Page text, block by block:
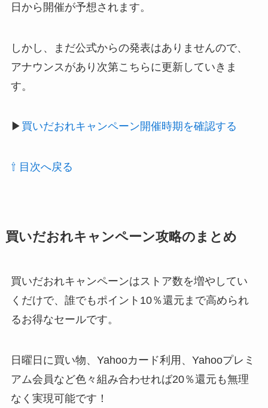
日から開催が予想されます。
しかし、まだ公式からの発表はありませんので、
アナウンスがあり次第こちらに更新していきま
す。
▶ 買いだおれキャンペーン開催時期を確認する
⇧ 目次へ戻る
買いだおれキャンペーン攻略のまとめ
買いだおれキャンペーンはストア数を増やしてい
くだけで、誰でもポイント10％還元まで高められ
るお得なセールです。
日曜日に買い物、Yahooカード利用、Yahooプレミ
アム会員など色々組み合わせれば20％還元も無理
なく実現可能です！